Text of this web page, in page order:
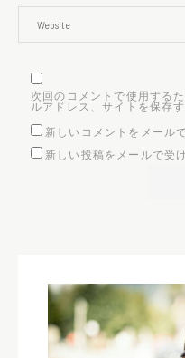
次回のコメントで使用する
ルアドレス、サイトを保存す
新しいコメントをメール
新しい投稿をメールで受